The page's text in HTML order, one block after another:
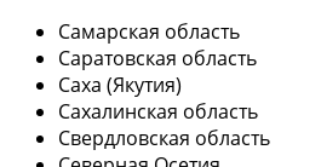
Самарская область
Саратовская область
Саха (Якутия)
Сахалинская область
Свердловская область